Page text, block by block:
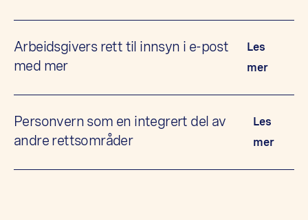
Arbeidsgivers rett til innsyn i e-post
med mer
Les
mer
Personvern som en integrert del av
andre rettsområder
Les
mer